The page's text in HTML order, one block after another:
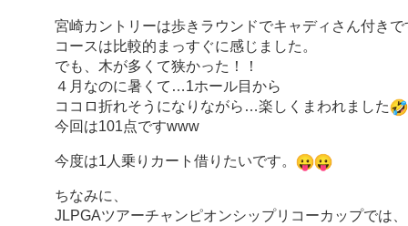
宮崎カントリーは歩きラウンドでキャディさん付きで
コースは比較的まっすぐに感じました。
でも、木が多くて狭かった！！
４月なのに暑くて…1ホール目から
ココロ折れそうになりながら…楽しくまわれました
今回は101点ですwww
今度は1人乗りカート借りたいです。
ちなみに、
JLPGAツアーチャンピオンシップリコーカップでは、